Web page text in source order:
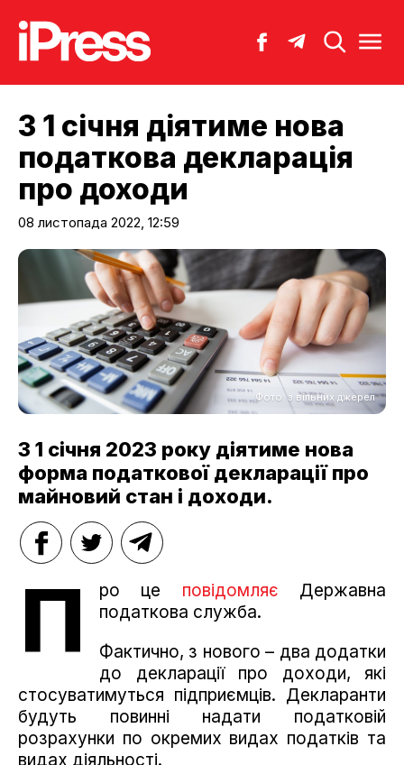
З 1 січня діятиме нова
податкова декларація
про доходи
08 листопада 2022, 12:59
Фото: з вільних джерел
З 1 січня 2023 року діятиме нова
форма податкової декларації про
майновий стан і доходи.
П ро це повідомляє Державна
податкова служба.
Фактично, з нового – два додатки
до декларації про доходи, які
стосуватимуться підприємців. Декларанти
будуть повинні надати податковій
розрахунки по окремих видах податків та
видах діяльності.